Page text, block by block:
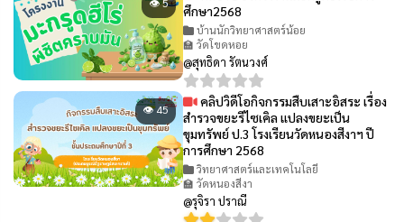
👁 5
ศึกษา2568
บ้านนักวิทยาศาสตร์น้อย
🏫 วัดโขดหอย
@สุทธิดา รัตนวงศ์
👁 45
คลิปวิดีโอกิจกรรมสืบเสาะอิสระ เรื่อง
สำรวจขยะรีไซเคิล แปลงขยะเป็น
ขุมทรัพย์ ป.3 โรงเรียนวัดหนองสีงาฯ ปี
การศึกษา 2568
วิทยาศาสตร์และเทคโนโลยี
🏫 วัดหนองสีงา
@รุจิรา ปราณี